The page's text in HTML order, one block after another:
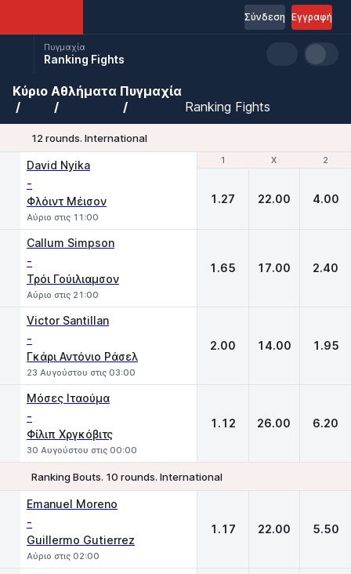
Εγγραφή
Σύνδεση
Πυγμαχία
Ranking Fights
Κύριο Αθλήματα Πυγμαχία
Ranking Fights
12 rounds. International
1 X 2
David Nyika
-
Φλόιντ Μέισον
Αύριο στις 11:00
1 X 2
1.27 22.00 4.00
Callum Simpson
-
Τρόι Γούιλιαμσον
Αύριο στις 21:00
1.65 17.00 2.40
Victor Santillan
-
Γκάρι Αντόνιο Ράσελ
23 Αυγούστου στις 03:00
2.00 14.00 1.95
Μόσες Ιταούμα
-
Φίλιπ Χργκόβιτς
30 Αυγούστου στις 00:00
1.12 26.00 6.20
Ranking Bouts. 10 rounds. International
Emanuel Moreno
-
Guillermo Gutierrez
Αύριο στις 02:00
1.17 22.00 5.50